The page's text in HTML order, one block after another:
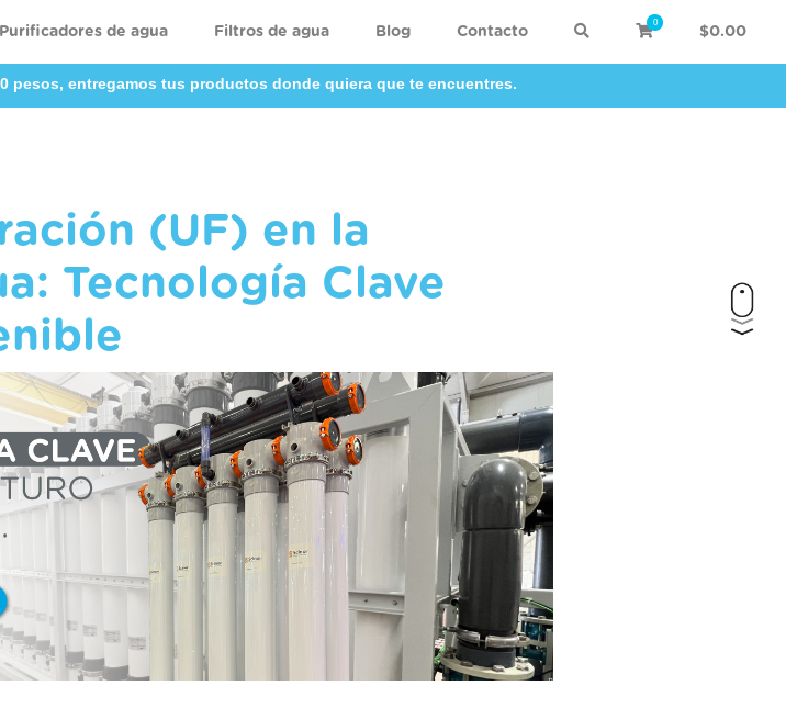
Purificadores de agua Filtros de agua Blog Contacto
0
$0.00
pesos, entregamos tus productos donde quiera que te encuentres.
(UF) en la
Tecnología Clave